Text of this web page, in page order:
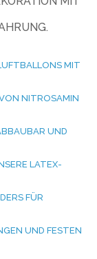
MIT
NITROSAMIN
UND
LATEX-
FÜR
UND FESTEN